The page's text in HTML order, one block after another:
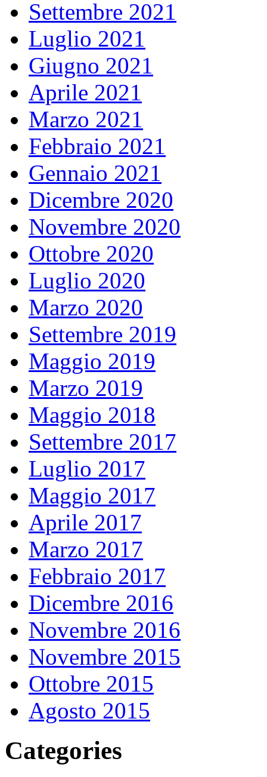
Settembre 2021
Luglio 2021
Giugno 2021
Aprile 2021
Marzo 2021
Febbraio 2021
Gennaio 2021
Dicembre 2020
Novembre 2020
Ottobre 2020
Luglio 2020
Marzo 2020
Settembre 2019
Maggio 2019
Marzo 2019
Maggio 2018
Settembre 2017
Luglio 2017
Maggio 2017
Aprile 2017
Marzo 2017
Febbraio 2017
Dicembre 2016
Novembre 2016
Novembre 2015
Ottobre 2015
Agosto 2015
Categories